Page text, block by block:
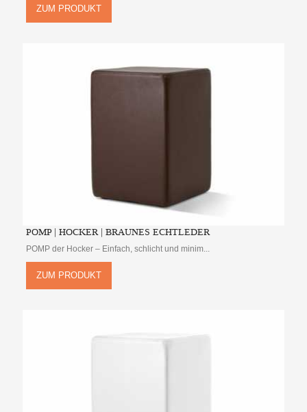
ZUM PRODUKT
POMP | HOCKER | BRAUNES ECHTLEDER
POMP der Hocker – Einfach, schlicht und minim...
ZUM PRODUKT